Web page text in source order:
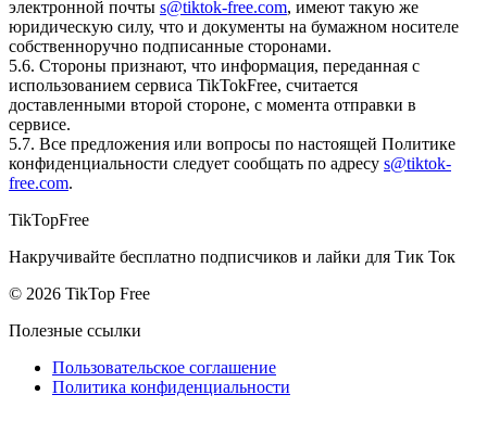
электронной почты s@tiktok-free.com, имеют такую же
юридическую силу, что и документы на бумажном носителе
собственноручно подписанные сторонами.
5.6. Стороны признают, что информация, переданная с
использованием сервиса TikTokFree, считается
доставленными второй стороне, с момента отправки в
сервисе.
5.7. Все предложения или вопросы по настоящей Политике
конфиденциальности следует сообщать по адресу s@tiktok-
free.com.
TikTopFree
Накручивайте бесплатно подписчиков и лайки для Тик Ток
© 2026 TikTop Free
Полезные ссылки
Пользовательское соглашение
Политика конфиденциальности